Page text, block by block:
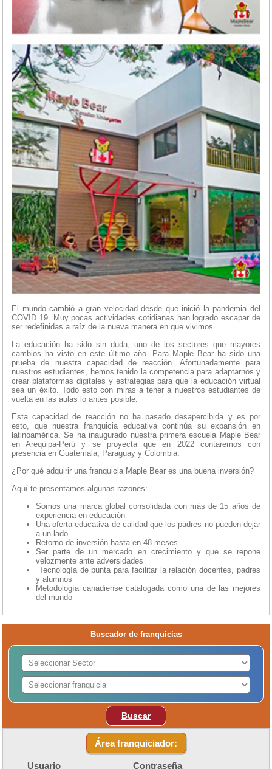
El mundo cambió a gran velocidad desde que inició la pandemia del
COVID 19. Muy pocas actividades cotidianas han logrado escapar de
ser redefinidas a raíz de la nueva manera en que vivimos.
La educación ha sido sin duda, uno de los sectores que mayores
cambios ha visto en este último año. Para Maple Bear ha sido una
prueba de nuestra capacidad de reacción. Afortunadamente para
nuestros estudiantes, hemos tenido la competencia para adaptarnos y
crear plataformas digitales y estrategias para que la educación virtual
sea un éxito. Todo esto con miras a tener a nuestros estudiantes de
vuelta en las aulas lo antes posible.
Esta capacidad de reacción no ha pasado desapercibida y es por
esto, que nuestra franquicia educativa continúa su expansión en
latinoamérica. Se ha inaugurado nuestra primera escuela Maple Bear
en Arequipa-Perú y se proyecta que en 2022 contaremos con
presencia en Guatemala, Paraguay y Colombia.
¿Por qué adquirir una franquicia Maple Bear es una buena inversión?
Aquí te presentamos algunas razones:
Somos una marca global consolidada con más de 15 años de
experiencia en educación
Una oferta educativa de calidad que los padres no pueden dejar
a un lado.
Retorno de inversión hasta en 48 meses
Ser parte de un mercado en crecimiento y que se repone
velozmente ante adversidades
Tecnología de punta para facilitar la relación docentes, padres
y alumnos
Metodología canadiense catalogada como una de las mejores
del mundo
Buscador de franquicias
Buscar
Área franquiciador:
Usuario Contraseña